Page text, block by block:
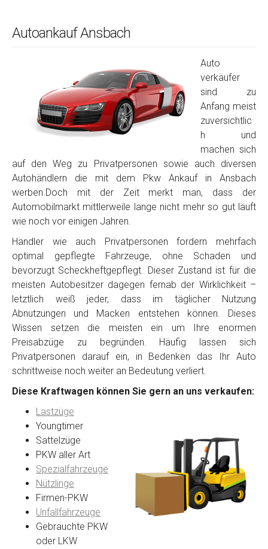
Autoankauf Ansbach
Auto
verkäufer
sind zu
Anfang meist
zuversichtlic
h und
machen sich
auf den Weg zu Privatpersonen sowie auch diversen
Autohändlern die mit dem Pkw Ankauf in Ansbach
werben.Doch mit der Zeit merkt man, dass der
Automobilmarkt mittlerweile lange nicht mehr so gut läuft
wie noch vor einigen Jahren.
Händler wie auch Privatpersonen fordern mehrfach
optimal gepflegte Fahrzeuge, ohne Schaden und
bevorzugt Scheckheftgepflegt. Dieser Zustand ist für die
meisten Autobesitzer dagegen fernab der Wirklichkeit –
letztlich weiß jeder, dass im täglicher Nutzung
Abnutzungen und Macken entstehen können. Dieses
Wissen setzen die meisten ein um Ihre enormen
Preisabzüge zu begründen. Häufig lassen sich
Privatpersonen darauf ein, in Bedenken das Ihr Auto
schrittweise noch weiter an Bedeutung verliert.
Diese Kraftwagen können Sie gern an uns verkaufen:
Lastzüge
Youngtimer
Sattelzüge
PKW aller Art
Spezialfahrzeuge
Nützlinge
Firmen-PKW
Unfallfahrzeuge
Gebrauchte PKW
oder LKW